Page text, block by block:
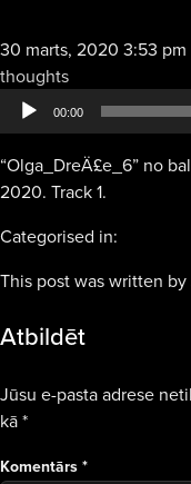
30 marts, 2020 3:53 pm
thoughtsAudio
atskaņotājs
00:00
“Olga_DreÄ£e_6” no
2020. Track 1.
Categorised in:
This post was written by
Atbildēt
Jūsu e-pasta adrese
kā*
Komentārs*